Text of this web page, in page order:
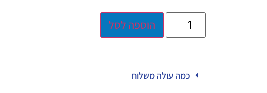
הוספה לסל
כמה עולה משלוח